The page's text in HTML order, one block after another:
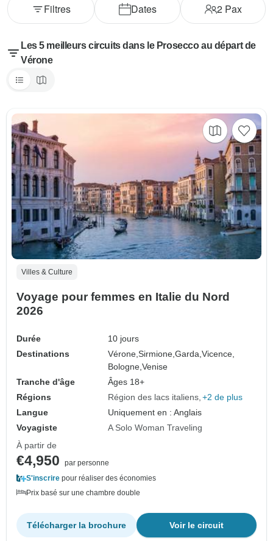
Dates 2Pax
Filtres
Les 5 meilleurs circuits dans le Prosecco au départ de
Vérone
Villes & Culture
Voyage pour femmes en Italie du Nord
2026
Durée
10 jours
Destinations
Vérone,Sirmione,Garda,Vicence,
Bologne,Venise
Tranche d'âge
Âges 18+
Régions
Région des lacs italiens +2 de plus
Langue
Uniquement en : Anglais
Voyagiste
A Solo Woman Traveling
À partir de
€4,950
par personne
S'inscrire pour réaliser des économies
Prix basé sur une chambre double
Voir le circuit
Télécharger la brochure